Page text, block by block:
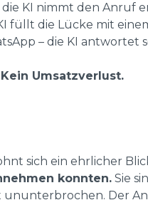
KI nimmt den Anruf
füllt die Lücke mit
– die KI antwortet
Umsatzverlust.
sich ein ehrlicher
konnten.Sie
ununterbrochen. Der